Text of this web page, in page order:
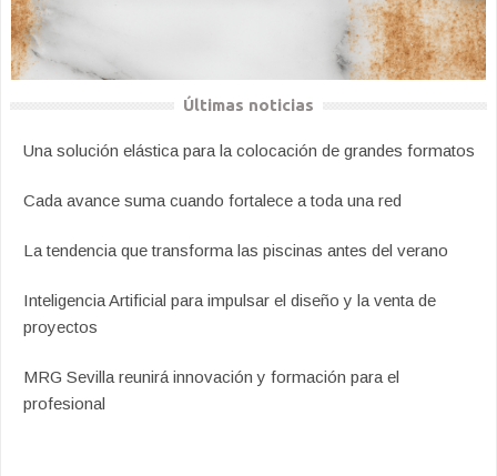
Últimas noticias
Una solución elástica para la colocación de grandes formatos
Cada avance suma cuando fortalece a toda una red
La tendencia que transforma las piscinas antes del verano
Inteligencia Artificial para impulsar el diseño y la venta de
proyectos
MRG Sevilla reunirá innovación y formación para el
profesional